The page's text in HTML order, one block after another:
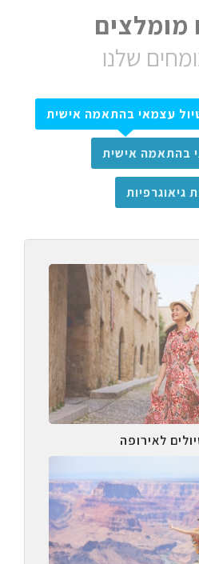
מומלצים
שלנו
עצמאי בהתאמה אישית
בהתאמה אישית
גיאוגרפיות
לאירופה